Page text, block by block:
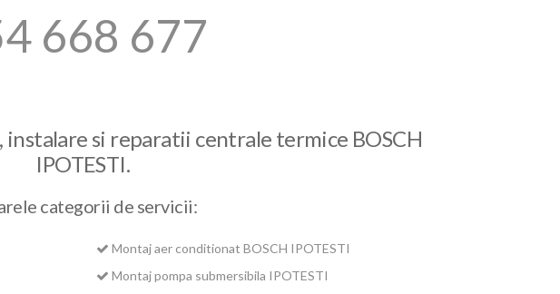
668 677
instalare si reparatii centrale termice BOSCH
IPOTESTI.
categorii de servicii:
Montaj aer conditionat BOSCH IPOTESTI
Montaj pompa submersibila IPOTESTI